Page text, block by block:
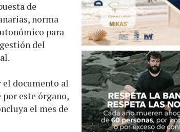
de
norma
para
del
documento al
este órgano,
el mes de